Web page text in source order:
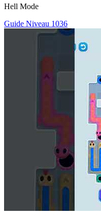
Hell Mode
Guide Niveau 1036